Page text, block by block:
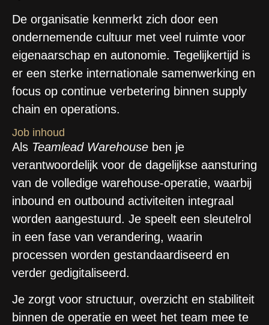
De organisatie kenmerkt zich door een
ondernemende cultuur met veel ruimte voor
eigenaarschap en autonomie. Tegelijkertijd is
er een sterke internationale samenwerking en
focus op continue verbetering binnen supply
chain en operations.
Job inhoud
Als Teamlead Warehouse ben je
verantwoordelijk voor de dagelijkse aansturing
van de volledige warehouse-operatie, waarbij
inbound en outbound activiteiten integraal
worden aangestuurd. Je speelt een sleutelrol
in een fase van verandering, waarin
processen worden gestandaardiseerd en
verder gedigitaliseerd.
Je zorgt voor structuur, overzicht en stabiliteit
binnen de operatie en weet het team mee te